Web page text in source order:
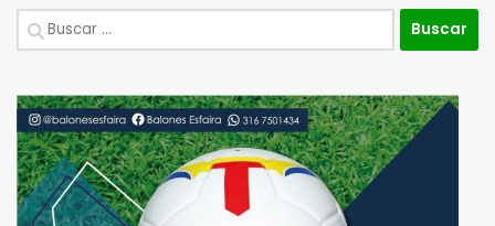
Buscar: